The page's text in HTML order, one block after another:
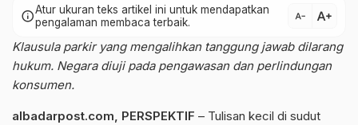
infoAtur ukuran teks artikel ini untuk mendapatkan
pengalaman membaca terbaik.
text_decrease text_increase
Klausula parkir yang mengalihkan tanggung jawab dilarang
hukum. Negara diuji pada pengawasan dan perlindungan
konsumen.
albadarpost.com, PERSPEKTIF – Tulisan kecil di sudut